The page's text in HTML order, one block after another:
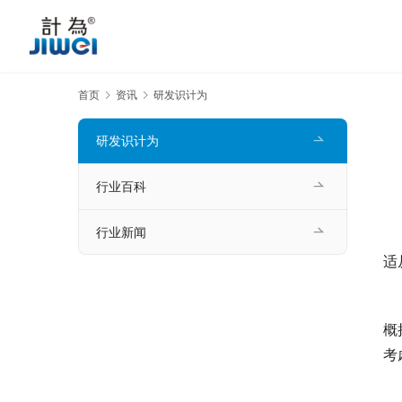
首页 资讯 研发识计为
适
概
考
研发识计为
行业百科
行业新闻